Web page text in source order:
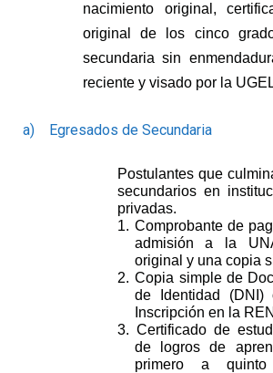
nacimiento original,
original de los cinco
secundaria sin
reciente y visado por la
a) Egresados de Secundaria
Postulantes que
secundarios en
privadas.
1. Comprobante de
admisión a la
original y una copia
2. Copia simple de
de Identidad (DNI)
Inscripción en la
3. Certificado de
de logros de
primero a